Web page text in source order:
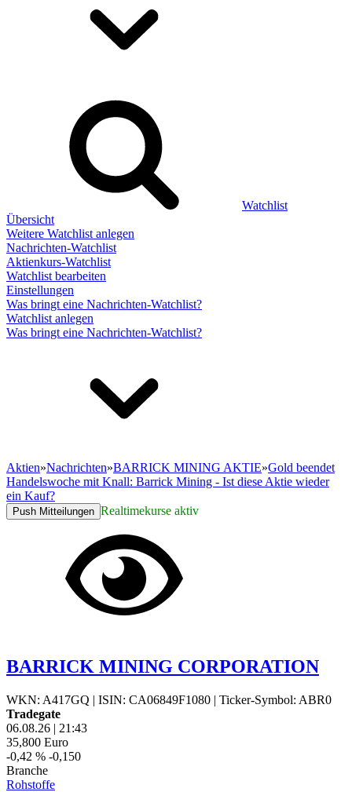
Watchlist
Übersicht
Weitere Watchlist anlegen
Nachrichten-Watchlist
Aktienkurs-Watchlist
Watchlist bearbeiten
Einstellungen
Was bringt eine Nachrichten-Watchlist?
Watchlist anlegen
Was bringt eine Nachrichten-Watchlist?
Aktien»Nachrichten»BARRICK MINING AKTIE»Gold beendet
Handelswoche mit Knall: Barrick Mining - Ist diese Aktie wieder
ein Kauf?
Push Mitteilungen Realtimekurse aktiv
BARRICK MINING CORPORATION
WKN: A417GQ | ISIN: CA06849F1080 | Ticker-Symbol: ABR0
Tradegate
06.08.26 | 21:43
35,800 Euro
-0,42 % -0,150
Branche
Rohstoffe